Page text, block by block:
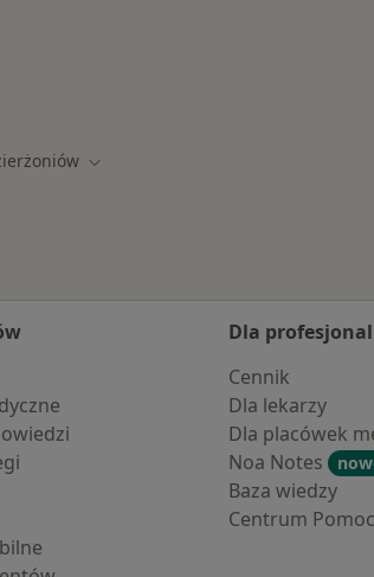
Zmień miasto
Dla
Cennik
Dla lekarzy
Dla placówek
Noa Notes
Baza wiedzy
Centrum